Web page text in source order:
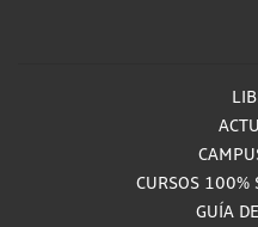
CURSOS 100%
GUÍA